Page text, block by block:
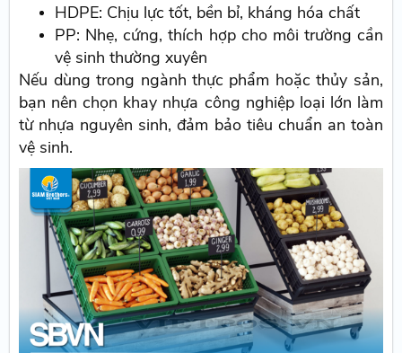
HDPE: Chịu lực tốt, bền bỉ, kháng hóa chất
PP: Nhẹ, cứng, thích hợp cho môi trường cần
vệ sinh thường xuyên
Nếu dùng trong ngành thực phẩm hoặc thủy sản,
bạn nên chọn khay nhựa công nghiệp loại lớn làm
từ nhựa nguyên sinh, đảm bảo tiêu chuẩn an toàn
vệ sinh.